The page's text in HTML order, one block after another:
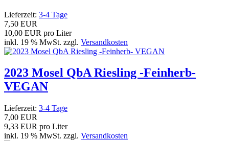
Lieferzeit: 3-4 Tage
7,50 EUR
10,00 EUR pro Liter
inkl. 19 % MwSt. zzgl. Versandkosten
2023 Mosel QbA Riesling -Feinherb-
VEGAN
Lieferzeit: 3-4 Tage
7,00 EUR
9,33 EUR pro Liter
inkl. 19 % MwSt. zzgl. Versandkosten